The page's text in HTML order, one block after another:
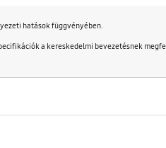
hatások függvényében.
a kereskedelmi bevezetésnek